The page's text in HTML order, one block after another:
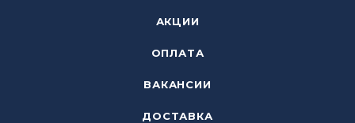
АКЦИИ
ОПЛАТА
ВАКАНСИИ
ДОСТАВКА